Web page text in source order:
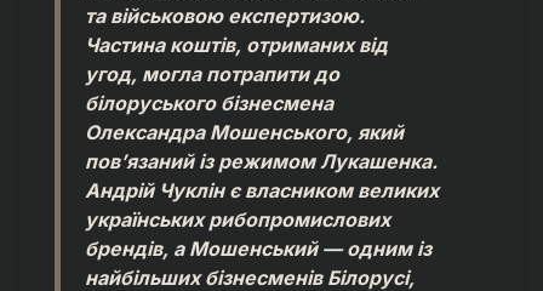
та військовою експертизою.
Частина коштів, отриманих від
угод, могла потрапити до
білоруського бізнесмена
Олександра Мошенського, який
пов’язаний із режимом Лукашенка.
Андрій Чуклін є власником великих
українських рибопромислових
брендів, а Мошенський — одним із
найбільших бізнесменів Білорусі,